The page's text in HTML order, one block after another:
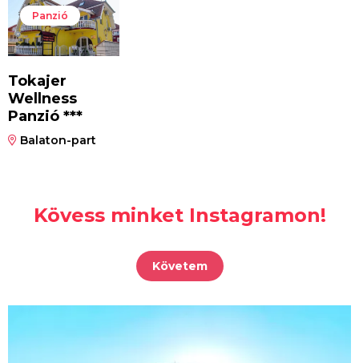
Panzió
Tokajer
Wellness
Panzió ***
Balaton-part
Kövess minket Instagramon!
Követem